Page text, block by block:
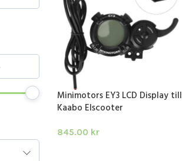
Minimotors EY3 LCD Display till
Kaabo Elscooter
845.00 kr